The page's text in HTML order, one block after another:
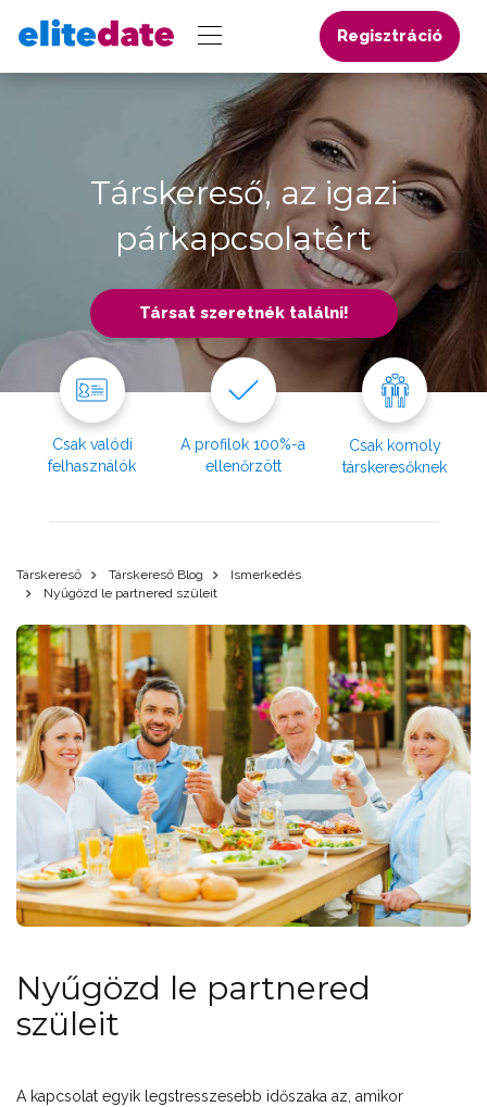
Regisztráció
Társkereső, az igazi
párkapcsolatért
Társat szeretnék találni!
Csak valódi
felhasználók
A profilok 100%-a
ellenőrzött
Csak komoly
társkeresőknek
Társkereső Társkereső Blog
Ismerkedés
Nyűgözd le partnered szüleit
Nyűgözd le partnered
szüleit
A kapcsolat egyik legstresszesebb időszaka az, amikor